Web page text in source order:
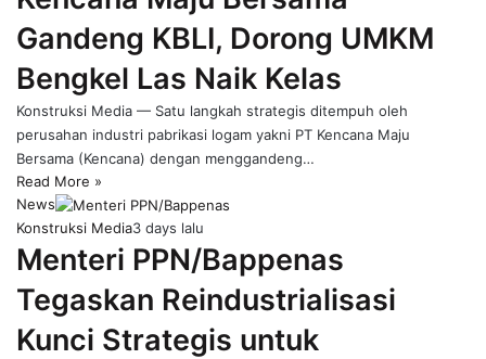
Gandeng KBLI, Dorong UMKM
Bengkel Las Naik Kelas
Konstruksi Media — Satu langkah strategis ditempuh oleh
perusahan industri pabrikasi logam yakni PT Kencana Maju
Bersama (Kencana) dengan menggandeng…
Read More »
News
Konstruksi Media3 days lalu
Menteri PPN/Bappenas
Tegaskan Reindustrialisasi
Kunci Strategis untuk